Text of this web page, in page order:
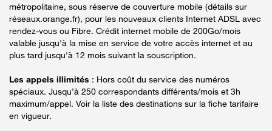
métropolitaine, sous réserve de couverture mobile (détails sur
réseaux.orange.fr), pour les nouveaux clients Internet ADSL avec
rendez-vous ou Fibre. Crédit internet mobile de 200Go/mois
valable jusqu'à la mise en service de votre accès internet et au
plus tard jusqu'à 12 mois suivant la souscription.
Les appels illimités : Hors coût du service des numéros
spéciaux. Jusqu’à 250 correspondants différents/mois et 3h
maximum/appel. Voir la liste des destinations sur la fiche tarifaire
en vigueur.